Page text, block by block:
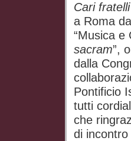
Cari
a Roma
“Musica
sacram”,
dalla
Pontificio
tutti
che
di